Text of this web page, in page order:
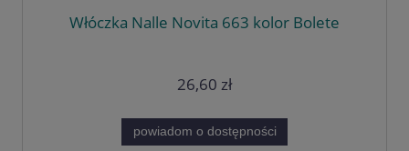
Włóczka Nalle Novita 663 kolor Bolete
26,60 zł
powiadom o dostępności